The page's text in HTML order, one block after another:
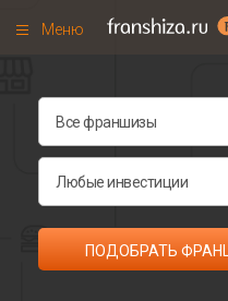
Меню
Франшизы по
Рейтинг
Все франшизы
ПОДОБРАТЬ